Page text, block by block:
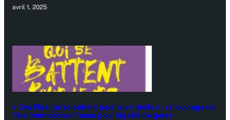
avril 1, 2025
« Ces filles qui se battent pour leurs droits » : un ouvrage de
Plan International France pour l’égalité de genre